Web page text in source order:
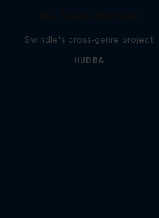
Swindle’s cross-genre project
HUDBA